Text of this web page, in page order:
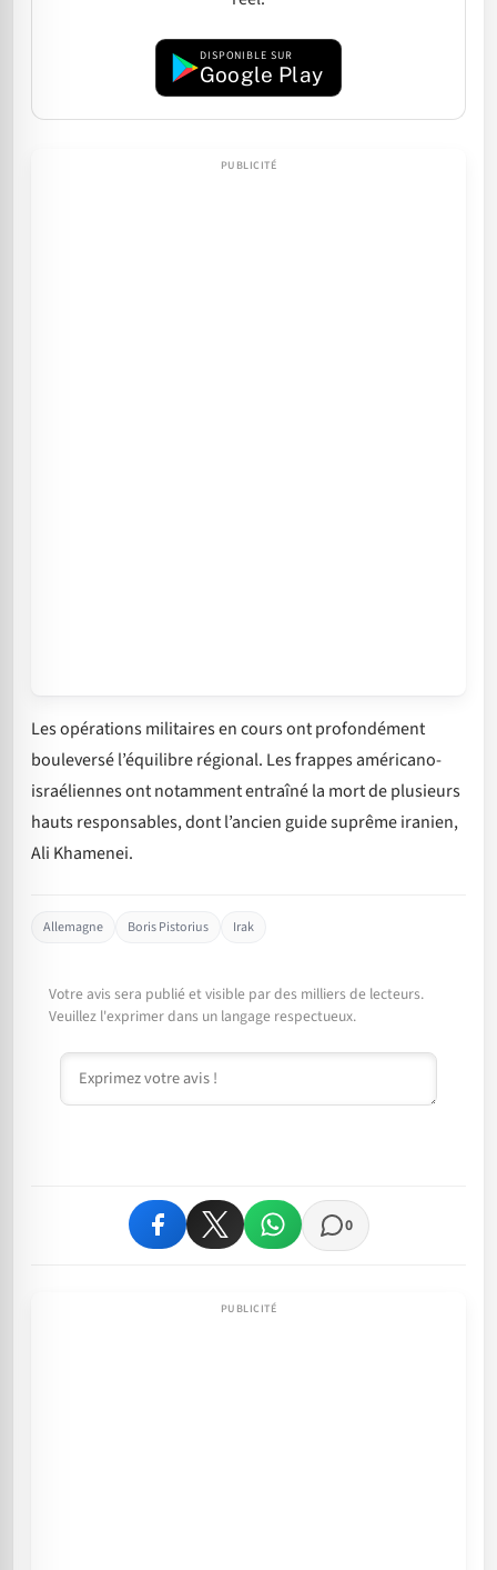
DISPONIBLE SUR
Google Play
Les opérations militaires en cours ont profondément
bouleversé l’équilibre régional. Les frappes américano-
israéliennes ont notamment entraîné la mort de plusieurs
hauts responsables, dont l’ancien guide suprême iranien,
Ali Khamenei.
Allemagne Boris Pistorius Irak
Votre avis sera publié et visible par des milliers de lecteurs.
Veuillez l'exprimer dans un langage respectueux.
Commentaire
0